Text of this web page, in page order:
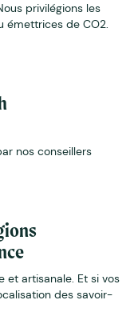
privilégions les
émettrices de CO2.
nos conseillers
et artisanale. Et si vos
des savoir-